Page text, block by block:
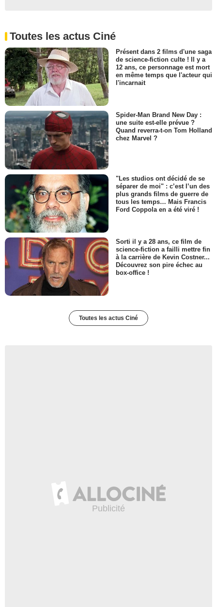
Toutes les actus Ciné
Présent dans 2 films d'une saga
de science-fiction culte ! Il y a
12 ans, ce personnage est mort
en même temps que l'acteur qui
l'incarnait
Spider-Man Brand New Day :
une suite est-elle prévue ?
Quand reverra-t-on Tom Holland
chez Marvel ?
"Les studios ont décidé de se
séparer de moi" : c’est l’un des
plus grands films de guerre de
tous les temps… Mais Francis
Ford Coppola en a été viré !
Sorti il y a 28 ans, ce film de
science-fiction a failli mettre fin
à la carrière de Kevin Costner...
Découvrez son pire échec au
box-office !
Toutes les actus Ciné